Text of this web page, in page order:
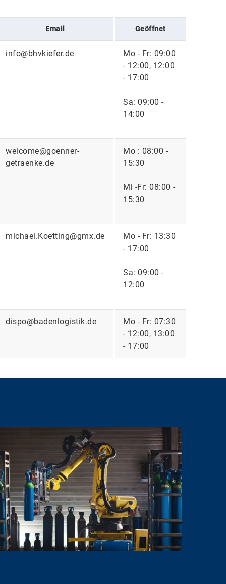
Email Geöffnet
info@bhvkiefer.de
Mo - Fr: 09:00
- 12:00, 12:00
- 17:00
Sa: 09:00 -
14:00
welcome@goenner-
getraenke.de
Mo : 08:00 -
15:30
Mi -Fr: 08:00 -
15:30
michael.Koetting@gmx.de
Mo - Fr: 13:30
- 17:00
Sa: 09:00 -
12:00
dispo@badenlogistik.de
Mo - Fr: 07:30
- 12:00, 13:00
- 17:00